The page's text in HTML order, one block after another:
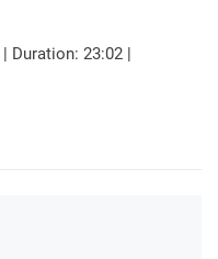
| Duration: 23:02 |